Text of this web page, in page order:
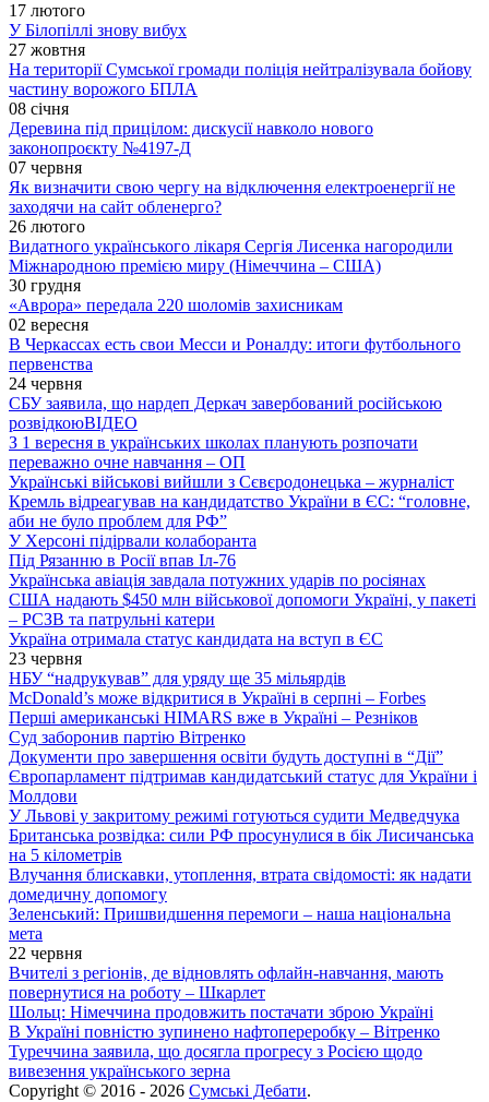
17 лютого
У Білопіллі знову вибух
27 жовтня
На території Сумської громади поліція нейтралізувала бойову
частину ворожого БПЛА
08 січня
Деревина під прицілом: дискусії навколо нового
законопроєкту №4197-Д
07 червня
Як визначити свою чергу на відключення електроенергії не
заходячи на сайт обленерго?
26 лютого
Видатного українського лікаря Сергія Лисенка нагородили
Міжнародною премією миру (Німеччина – США)
30 грудня
«Аврора» передала 220 шоломів захисникам
02 вересня
В Черкассах есть свои Месси и Роналду: итоги футбольного
первенства
24 червня
СБУ заявила, що нардеп Деркач завербований російською
розвідкоюВІДЕО
З 1 вересня в українських школах планують розпочати
переважно очне навчання – ОП
Українські військові вийшли з Сєвєродонецька – журналіст
Кремль відреагував на кандидатство України в ЄС: “головне,
аби не було проблем для РФ”
У Херсоні підірвали колаборанта
Під Рязанню в Росії впав Іл-76
Українська авіація завдала потужних ударів по росіянах
США надають $450 млн військової допомоги Україні, у пакеті
– РСЗВ та патрульні катери
Україна отримала статус кандидата на вступ в ЄС
23 червня
НБУ “надрукував” для уряду ще 35 мільярдів
McDonald’s може відкритися в Україні в серпні – Forbes
Перші американські HIMARS вже в Україні – Резніков
Суд заборонив партію Вітренко
Документи про завершення освіти будуть доступні в “Дії”
Європарламент підтримав кандидатський статус для України і
Молдови
У Львові у закритому режимі готуються судити Медведчука
Британська розвідка: сили РФ просунулися в бік Лисичанська
на 5 кілометрів
Влучання блискавки, утоплення, втрата свідомості: як надати
домедичну допомогу
Зеленський: Пришвидшення перемоги – наша національна
мета
22 червня
Вчителі з регіонів, де відновлять офлайн-навчання, мають
повернутися на роботу – Шкарлет
Шольц: Німеччина продовжить постачати зброю Україні
В Україні повністю зупинено нафтопереробку – Вітренко
Туреччина заявила, що досягла прогресу з Росією щодо
вивезення українського зерна
Copyright © 2016 - 2026 Сумські Дебати.